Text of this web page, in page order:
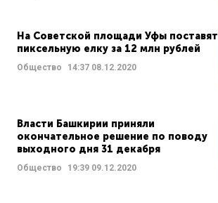
На Советской площади Уфы поставят
пиксельную елку за 12 млн рублей
Общество 14:37 08.12.2020
Власти Башкирии приняли
окончательное решение по поводу
выходного дня 31 декабря
Общество 19:39 09.12.2020